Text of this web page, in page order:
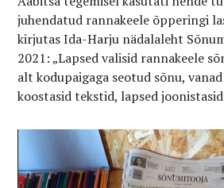
juhendatud rannakeele õpperingi
kirjutas Ida-Harju nädalaleht
2021: „Lapsed valisid rannakeele
alt kodupaigaga seotud sõnu,
koostasid tekstid, lapsed